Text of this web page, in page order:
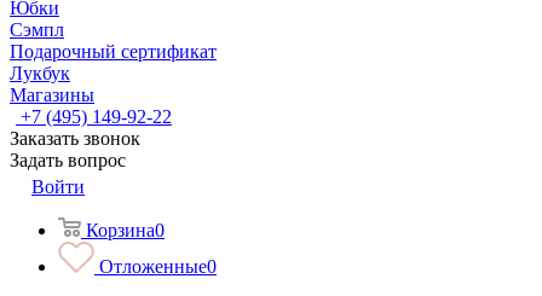
Юбки
Сэмпл
Подарочный сертификат
Лукбук
Магазины
+7 (495) 149-92-22
Заказать звонок
Задать вопрос
Войти
Корзина0
Отложенные0